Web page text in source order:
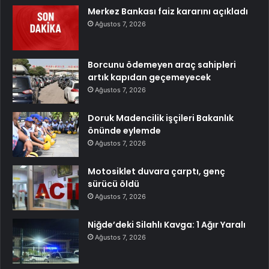
Merkez Bankası faiz kararını açıkladı
Ağustos 7, 2026
Borcunu ödemeyen araç sahipleri
artık kapıdan geçemeyecek
Ağustos 7, 2026
Doruk Madencilik işçileri Bakanlık
önünde eylemde
Ağustos 7, 2026
Motosiklet duvara çarptı, genç
sürücü öldü
Ağustos 7, 2026
Niğde’deki Silahlı Kavga: 1 Ağır Yaralı
Ağustos 7, 2026